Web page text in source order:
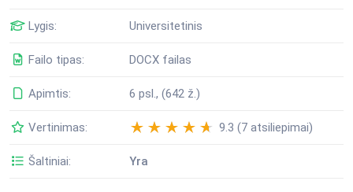
Lygis: Universitetinis
Failo tipas: DOCX failas
Apimtis: 6 psl., (642 ž.)
Vertinimas: 9.3 (7 atsiliepimai)
Šaltiniai: Yra